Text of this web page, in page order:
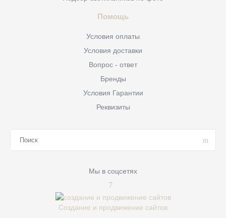
Помощь
Условия оплаты
Условия доставки
Вопрос - ответ
Бренды
Условия Гарантии
Реквизиты
Мы в соцсетях
Создание и продвижение сайтов